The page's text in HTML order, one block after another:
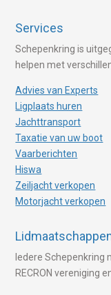
Services
Schepenkring is
helpen met
Advies van Experts
Ligplaats huren
Jachttransport
Taxatie van uw boot
Vaarberichten
Hiswa
Zeiljacht verkopen
Motorjacht verkopen
Iedere Schepenkring
RECRON vereniging